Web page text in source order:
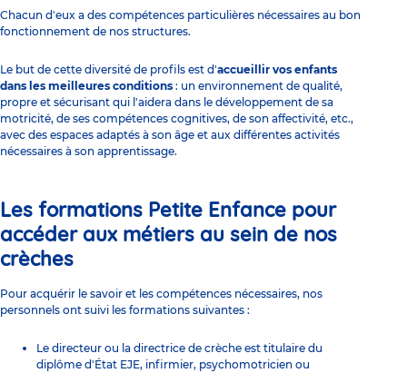
Chacun d'eux a des compétences particulières nécessaires au bon
fonctionnement de nos structures.
Le but de cette diversité de profils est d'accueillir vos enfants
dans les meilleures conditions : un environnement de qualité,
propre et sécurisant qui l'aidera dans le développement de sa
motricité, de ses compétences cognitives, de son affectivité, etc.,
avec des espaces adaptés à son âge et aux différentes activités
nécessaires à son apprentissage.
Les formations Petite Enfance pour
accéder aux métiers au sein de nos
crèches
Pour acquérir le savoir et les compétences nécessaires, nos
personnels ont suivi les formations suivantes :
Le directeur ou la directrice de crèche est titulaire du
diplôme d'État EJE, infirmier, psychomotricien ou